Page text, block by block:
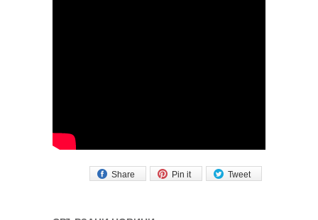
Tweet
Pin it
Share